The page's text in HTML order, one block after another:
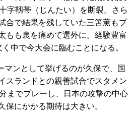
字靱帯（じんたい）を断裂。さら
合で結果を残していた三笘薫もプ
もも裏を痛めて選外に。経験豊富
中で今大会に臨むことになる。
マンとして挙げるのが久保で、国
スランドとの親善試合でスタメン
までプレーし、日本の攻撃の中心
にかかる期待は大きい。